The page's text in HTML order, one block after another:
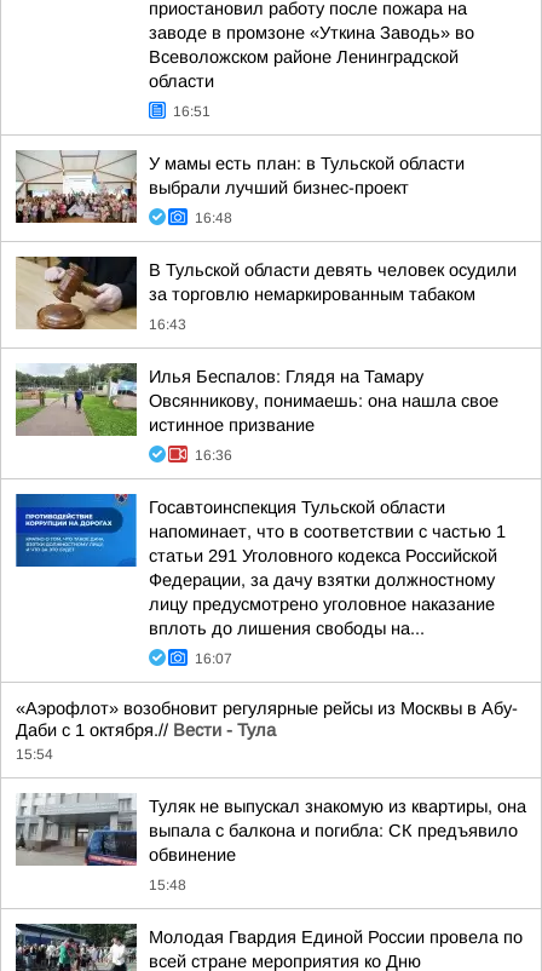
приостановил работу после пожара на
заводе в промзоне «Уткина Заводь» во
Всеволожском районе Ленинградской
области
16:51
У мамы есть план: в Тульской области
выбрали лучший бизнес-проект
16:48
В Тульской области девять человек осудили
за торговлю немаркированным табаком
16:43
Илья Беспалов: Глядя на Тамару
Овсянникову, понимаешь: она нашла свое
истинное призвание
16:36
Госавтоинспекция Тульской области
напоминает, что в соответствии с частью 1
статьи 291 Уголовного кодекса Российской
Федерации, за дачу взятки должностному
лицу предусмотрено уголовное наказание
вплоть до лишения свободы на...
16:07
«Аэрофлот» возобновит регулярные рейсы из Москвы в Абу-
Даби с 1 октября.// Вести - Тула
15:54
Туляк не выпускал знакомую из квартиры, она
выпала с балкона и погибла: СК предъявило
обвинение
15:48
Молодая Гвардия Единой России провела по
всей стране мероприятия ко Дню